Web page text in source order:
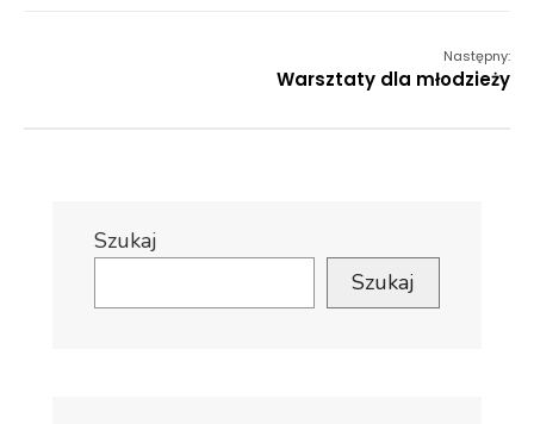
Następny:
Warsztaty dla młodzieży
Szukaj
Szukaj